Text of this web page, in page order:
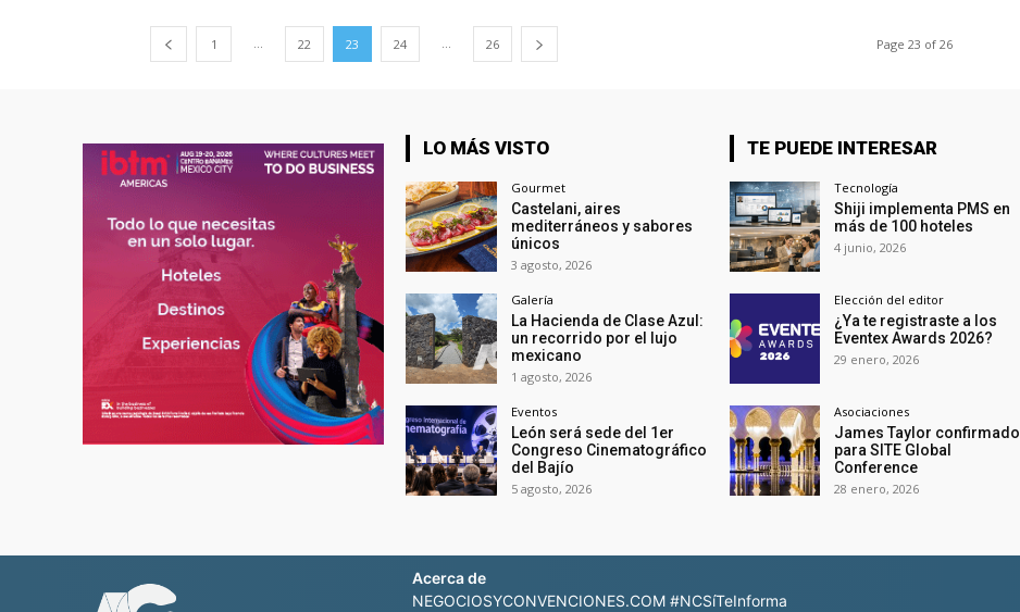
1 22 23 24 26 Page 23 of 26
LO MÁS VISTO
Gourmet
Castelani, aires
mediterráneos y sabores
únicos
3 agosto, 2026
Galería
La Hacienda de Clase Azul:
un recorrido por el lujo
mexicano
1 agosto, 2026
Eventos
León será sede del 1er
Congreso Cinematográfico
del Bajío
5 agosto, 2026
TE PUEDE INTERESAR
Tecnología
Shiji implementa PMS en
más de 100 hoteles
4 junio, 2026
Elección del editor
¿Ya te registraste a los
Eventex Awards 2026?
29 enero, 2026
Asociaciones
James Taylor confirmado
para SITE Global
Conference
28 enero, 2026
Acerca de
NEGOCIOSYCONVENCIONES.COM #NCSíTeInforma